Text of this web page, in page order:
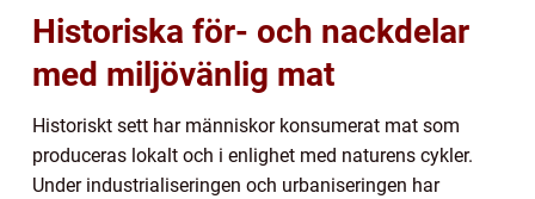
Historiska för- och nackdelar
med miljövänlig mat
Historiskt sett har människor konsumerat mat som
produceras lokalt och i enlighet med naturens cykler.
Under industrialiseringen och urbaniseringen har